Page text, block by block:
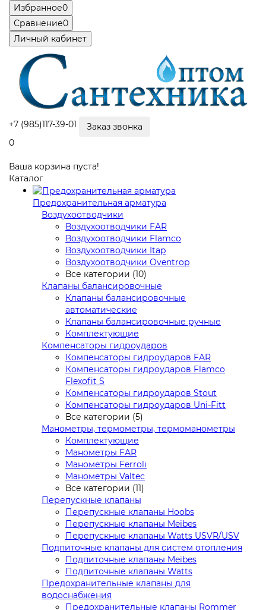
Избранное0
Сравнение0
Личный кабинет
+7 (985)117-39-01
Заказ звонка
0
Ваша корзина пуста!
Каталог
Предохранительная арматура
Воздухоотводчики
Воздухоотводчики FAR
Воздухоотводчики Flamco
Воздухоотводчики Itap
Воздухоотводчики Oventrop
Все категории (10)
Клапаны балансировочные
Клапаны балансировочные
автоматические
Клапаны балансировочные ручные
Комплектующие
Компенсаторы гидроударов
Компенсаторы гидроударов FAR
Компенсаторы гидроударов Flamco
Flexofit S
Компенсаторы гидроударов Stout
Компенсаторы гидроударов Uni-Fitt
Все категории (5)
Манометры, термометры, термоманометры
Комплектующие
Манометры FAR
Манометры Ferroli
Манометры Valtec
Все категории (11)
Перепускные клапаны
Перепускные клапаны Hoobs
Перепускные клапаны Meibes
Перепускные клапаны Watts USVR/USV
Подпиточные клапаны для систем отопления
Подпиточные клапаны Meibes
Подпиточные клапаны Watts
Предохранительные клапаны для
водоснабжения
Предохранительные клапаны Rommer